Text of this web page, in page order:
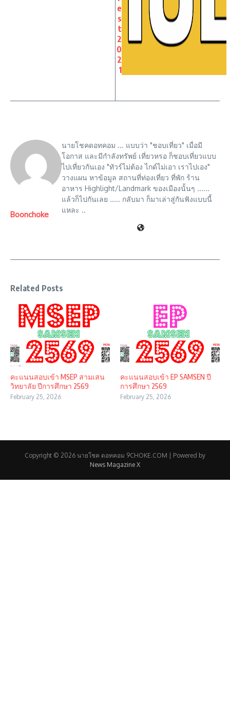
e
s
t
2
0
2
1
Boonchoke
นายโชคดอทคอม ... แบบว่า "ชอบเที่ยว" เมื่อมี
โอกาส และมีกำลังทรัพย์ เที่ยวหรอ ก็ชอบเที่ยวแบบ
ไปเที่ยวกันเอง "ทัวร์ไม่ต้อง ไกด์ไม่เอา เราไปเอง"
วางแผน หาข้อมูล สถานที่ท่องเที่ยว ที่พัก ร้าน
อาหาร Highlight/Landmark ของเมืองนั้นๆ ......
แล้วก็ไปกันเลย ..... กลับมา ก็มาเล่าสู่กันฟังแบบนี้
แหละ ..
Related Posts
คะแนนสอบเข้า MSEP สามเสน
วิทยาลัย ปีการศึกษา 2569
February 25, 2026
คะแนนสอบเข้า EP SAMSEN ปี
การศึกษา 2569
February 25, 2026
Copyright © 2026 นายโชค ดอทคอม 9CHOKE.COM | Powered by
News Magazine X